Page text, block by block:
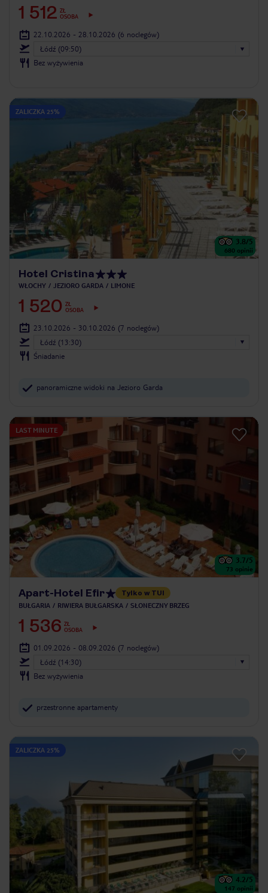
1 512 ZŁ
OSOBA
22.10.2026 - 28.10.2026 (6 noclegów)
Łódź (09:50)
Bez wyżywienia
ZALICZKA 25%
3.8/5
680 opinii
Hotel Cristina
WŁOCHY JEZIORO GARDA LIMONE
1 520 ZŁ
OSOBA
23.10.2026 - 30.10.2026 (7 noclegów)
Łódź (13:30)
Śniadanie
panoramiczne widoki na Jezioro Garda
LAST MINUTE
3.7/5
73 opinie
Apart-Hotel Efir Tylko w TUI
BUŁGARIA RIWIERA BUŁGARSKA SŁONECZNY BRZEG
1 536 ZŁ
OSOBA
01.09.2026 - 08.09.2026 (7 noclegów)
Łódź (14:30)
Bez wyżywienia
przestronne apartamenty
ZALICZKA 25%
4.2/5
147 opinii